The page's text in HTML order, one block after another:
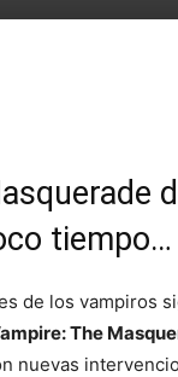
tiempo…
de los vampiros
The
nuevas